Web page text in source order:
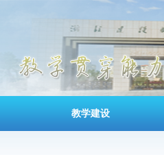
教学建设